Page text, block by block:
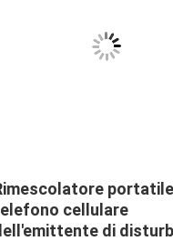
cellulare
di